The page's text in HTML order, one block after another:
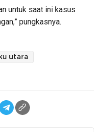
untuk saat ini kasus
pungkasnya.
utara